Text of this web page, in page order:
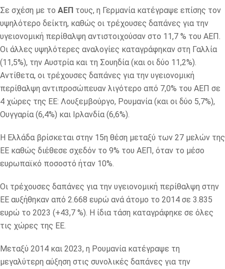
Σε σχέση με το ΑΕΠ τους, η Γερμανία κατέγραψε επίσης τον
υψηλότερο δείκτη, καθώς οι τρέχουσες δαπάνες για την
υγειονομική περίθαλψη αντιστοιχούσαν στο 11,7 % του ΑΕΠ.
Οι άλλες υψηλότερες αναλογίες καταγράφηκαν στη Γαλλία
(11,5%), την Αυστρία και τη Σουηδία (και οι δύο 11,2%).
Αντίθετα, οι τρέχουσες δαπάνες για την υγειονομική
περίθαλψη αντιπροσώπευαν λιγότερο από 7,0% του ΑΕΠ σε
4 χώρες της ΕΕ: Λουξεμβούργο, Ρουμανία (και οι δύο 5,7%),
Ουγγαρία (6,4%) και Ιρλανδία (6,6%).
H Ελλάδα βρίσκεται στην 15η θέση μεταξύ των 27 μελών της
ΕΕ καθώς διέθεσε σχεδόν το 9% του ΑΕΠ, όταν το μέσο
ευρωπαϊκό ποσοστό ήταν 10%.
Οι τρέχουσες δαπάνες για την υγειονομική περίθαλψη στην
ΕΕ αυξήθηκαν από 2.668 ευρώ ανά άτομο το 2014 σε 3.835
ευρώ το 2023 (+43,7 %). Η ίδια τάση καταγράφηκε σε όλες
τις χώρες της ΕΕ.
Μεταξύ 2014 και 2023, η Ρουμανία κατέγραψε τη
μεγαλύτερη αύξηση στις συνολικές δαπάνες για την